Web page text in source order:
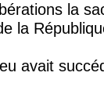
la
la
avait